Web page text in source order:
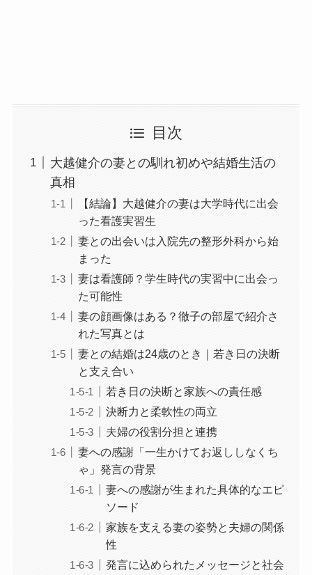
目次
大越健介の妻との馴れ初めや結婚生活の
真相
【結論】大越健介の妻は大学時代に出会
った看護実習生
妻との出会いは入院先の整形外科から始
まった
妻は看護師？学生時代の実習中に出会っ
た可能性
妻の顔画像はある？徹子の部屋で紹介さ
れた写真とは
妻との結婚は24歳のとき｜若き日の決断
と支え合い
若き日の決断と家族への責任感
決断力と柔軟性の両立
夫婦の役割分担と連携
妻への感謝「一生かけてお返ししなくち
ゃ」発言の背景
妻への感謝が生まれた具体的なエピ
ソード
家族を支える妻の姿勢と夫婦の関係
性
発言に込められたメッセージと社会